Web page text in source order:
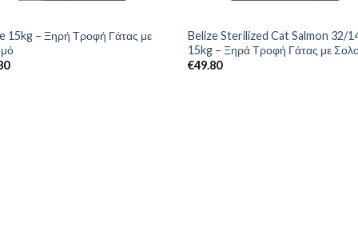
15kg – Ξηρή Τροφή Γάτας με
Belize Sterilized Cat Salmon 32/
15kg – Ξηρά Τροφή Γάτας με
€49.80